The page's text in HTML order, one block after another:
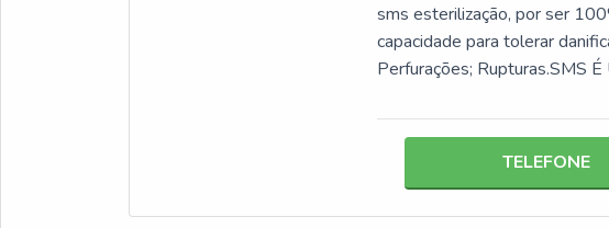
sms esterilização, por ser
capacidade para tolerar
Perfurações; Rupturas.SMS
TELEFONE